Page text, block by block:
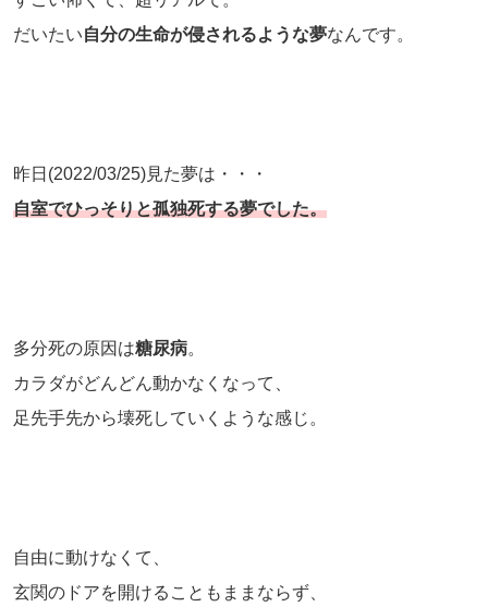
だいたい自分の生命が侵されるような夢なんです。
昨日(2022/03/25)見た夢は・・・
自室でひっそりと孤独死する夢でした。
多分死の原因は糖尿病。
カラダがどんどん動かなくなって、
足先手先から壊死していくような感じ。
自由に動けなくて、
玄関のドアを開けることもままならず、